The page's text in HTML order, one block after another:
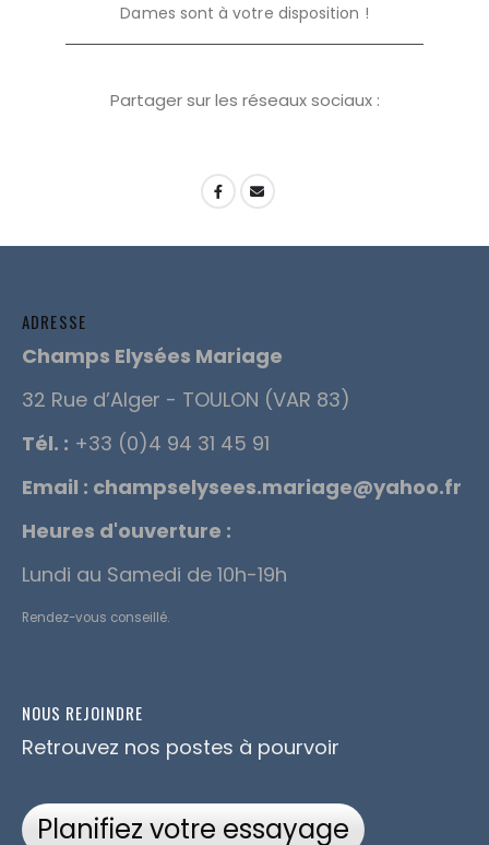
Dames sont à votre disposition !
Partager sur les réseaux sociaux :
ADRESSE
Champs Elysées Mariage
32 Rue d’Alger - TOULON (VAR 83)
Tél. : +33 (0)4 94 31 45 91
Email : champselysees.mariage@yahoo.fr
Heures d'ouverture :
Lundi au Samedi de 10h-19h
Rendez-vous conseillé.
NOUS REJOINDRE
Retrouvez nos postes à pourvoir
Planifiez votre essayage